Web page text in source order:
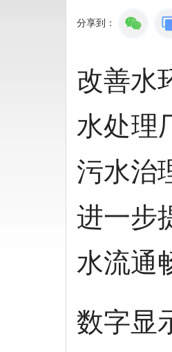
分享到：
改善水
水处理
污水治
进一步
水流通
数字显